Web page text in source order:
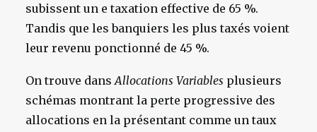
subissent un e taxation effective de 65 %.
Tandis que les banquiers les plus taxés voient
leur revenu ponctionné de 45 %.
On trouve dansAllocations Variables plusieurs
schémas montrant la perte progressive des
allocations en la présentant comme un taux